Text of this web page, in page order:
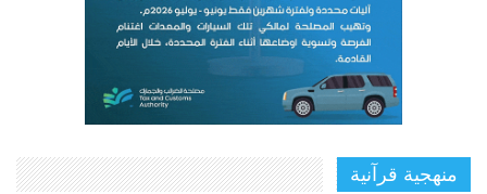
منهجية قرآنية